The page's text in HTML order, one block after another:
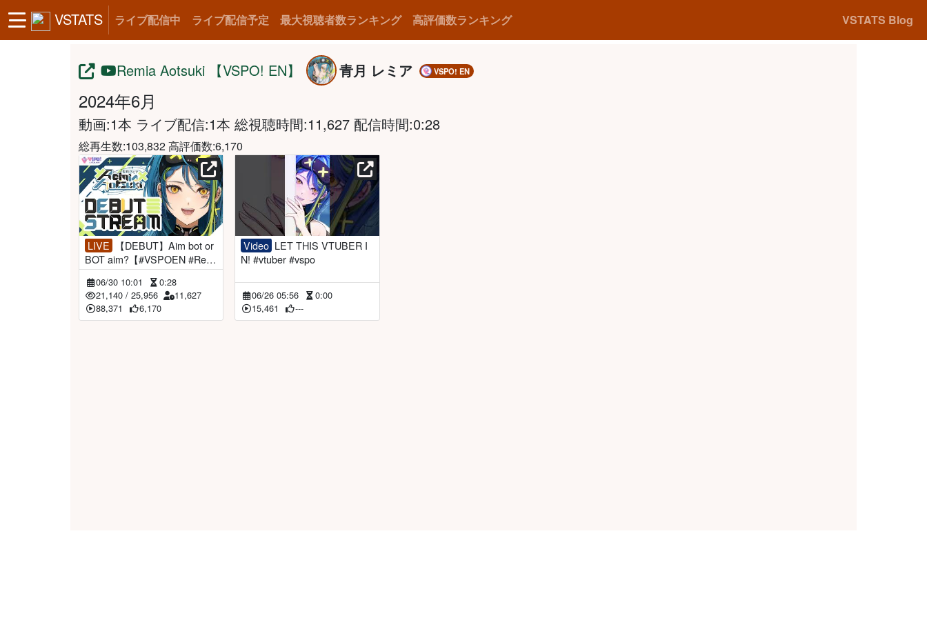
VSTATS ライブ配信中 ライブ配信予定 最大視聴者数ランキング 高評価数ランキング VSTATS Blog
Remia Aotsuki 【VSPO! EN】 青月 レミア VSPO! EN
2024年6月
動画:1本 ライブ配信:1本 総視聴時間:11,627 配信時間:0:28
総再生数:103,832 高評価数:6,170
LIVE
BOT aim?【#VSPOEN #Remi
aAotsuki】
06/30 10:01
0:28
21,140 / 25,956
11,627
88,371
6,170
Video
N! #vtuber #vspo
06/26 05:56
0:00
15,461
---